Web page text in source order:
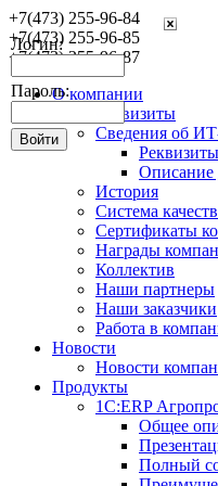
Логин:
Пароль:
+7(473) 255-96-84
+7(473) 255-96-85
+7(473) 255-96-87
О компании
Реквизиты
Сведения об
Реквизиты
Описание
История
Система
Сертификаты
Награды
Коллектив
Наши партнеры
Наши заказчики
Работа в
Новости
Новости
Продукты
1С:ERP
Общее
Полный